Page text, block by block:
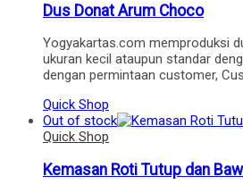
Dus Donat Arum Choco
Yogyakartas.com memproduksi
ukuran kecil ataupun standar
dengan permintaan customer,
Quick Shop
Out of stock
Quick Shop
Kemasan Roti Tutup dan